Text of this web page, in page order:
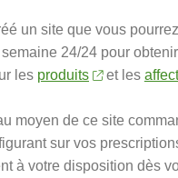
un site que vous
24/24 pour
les produits et les
moyen de ce site
sur vos
à votre disposition dès